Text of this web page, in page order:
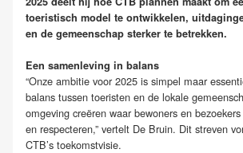
toeristisch model te ontwikkelen,
en de gemeenschap sterker te betrekken.
Een samenleving in balans
“Onze ambitie voor 2025 is simpel maar
balans tussen toeristen en de lokale
omgeving creëren waar bewoners en
en respecteren,” vertelt De Bruin. Dit streven
CTB’s toekomstvisie.